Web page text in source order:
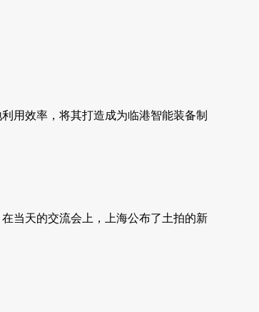
用效率，将其打造成为临港智能装备制
当天的交流会上，上海公布了土拍的新